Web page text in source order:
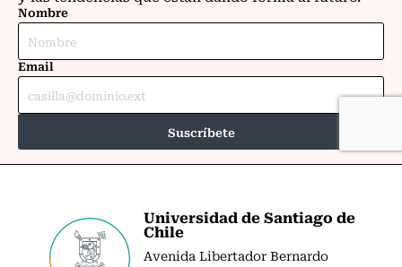
Universidad de Santiago de
Chile
Avenida Libertador Bernardo